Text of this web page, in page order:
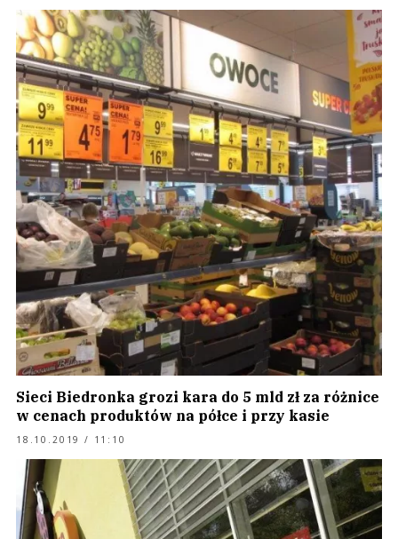
Sieci Biedronka grozi kara do 5 mld zł za różnice
w cenach produktów na półce i przy kasie
18.10.2019 / 11:10